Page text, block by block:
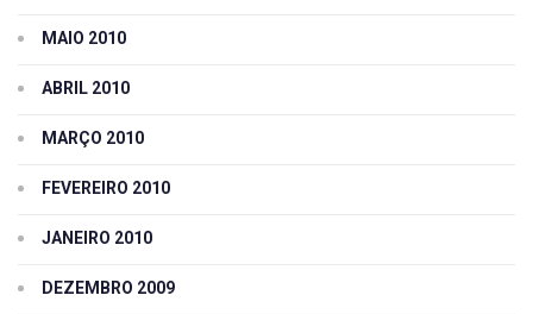
MAIO 2010
ABRIL 2010
MARÇO 2010
FEVEREIRO 2010
JANEIRO 2010
DEZEMBRO 2009